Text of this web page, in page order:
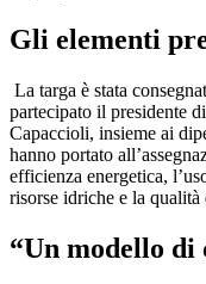
Gli elementi
La targa è stata
partecipato il presidente
Capaccioli, insieme ai
hanno portato
efficienza energetica,
risorse idriche e la
“Un modello di